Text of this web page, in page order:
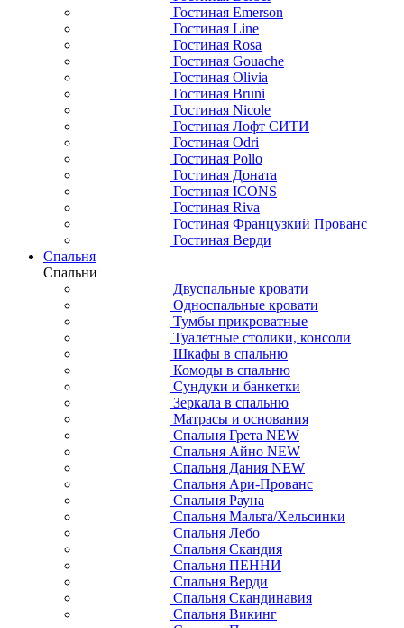
Гостиная Emerson
Гостиная Line
Гостиная Rosa
Гостиная Gouache
Гостиная Olivia
Гостиная Bruni
Гостиная Nicole
Гостиная Лофт СИТИ
Гостиная Odri
Гостиная Pollo
Гостиная Доната
Гостиная ICONS
Гостиная Riva
Гостиная Французкий Прованс
Гостиная Верди
Спальня
Спальни
Двуспальные кровати
Односпальные кровати
Тумбы прикроватные
Туалетные столики, консоли
Шкафы в спальню
Комоды в спальню
Сундуки и банкетки
Зеркала в спальню
Матрасы и основания
Спальня Грета NEW
Спальня Айно NEW
Спальня Дания NEW
Спальня Ари-Прованс
Спальня Рауна
Спальня Мальта/Хельсинки
Спальня Лебо
Спальня Скандия
Спальня ПЕННИ
Спальня Верди
Спальня Скандинавия
Спальня Викинг